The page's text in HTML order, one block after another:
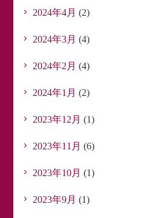
2024年4月 (2)
2024年3月 (4)
2024年2月 (4)
2024年1月 (2)
2023年12月 (1)
2023年11月 (6)
2023年10月 (1)
2023年9月 (1)